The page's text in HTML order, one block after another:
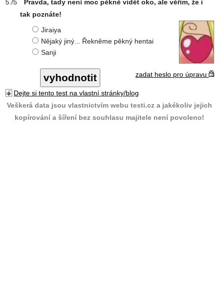
Pravda, tady není moc pěkně vidět oko, ale věřím, že i
tak poznáte!
Jiraiya
Nějaký jiný... Řekněme pěkný hentai
Sanji
zadat heslo pro úpravu
Dejte si tento test na vlastní stránky/blog
Veškerá data jsou vlastnictvím webu testi.cz a jakékoliv jejich
kopírování a šíření bez souhlasu majitele není povoleno!